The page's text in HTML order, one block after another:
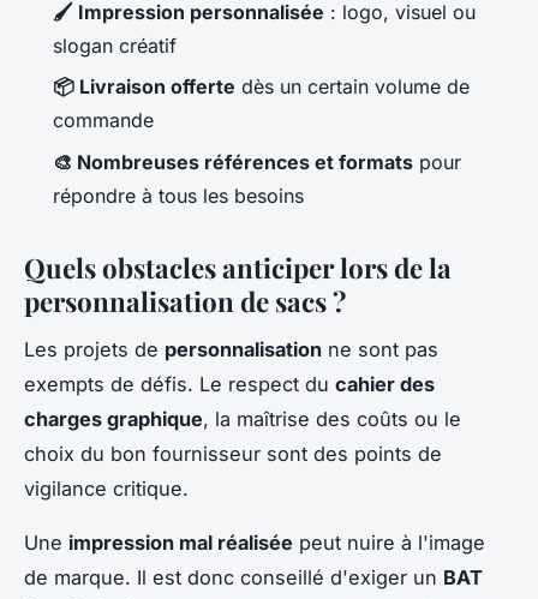
🖌️ Impression personnalisée : logo, visuel ou
slogan créatif
📦 Livraison offerte dès un certain volume de
commande
🎨 Nombreuses références et formats pour
répondre à tous les besoins
Quels obstacles anticiper lors de la
personnalisation de sacs ?
Les projets de personnalisation ne sont pas
exempts de défis. Le respect du cahier des
charges graphique, la maîtrise des coûts ou le
choix du bon fournisseur sont des points de
vigilance critique.
Une impression mal réalisée peut nuire à l'image
de marque. Il est donc conseillé d'exiger un BAT